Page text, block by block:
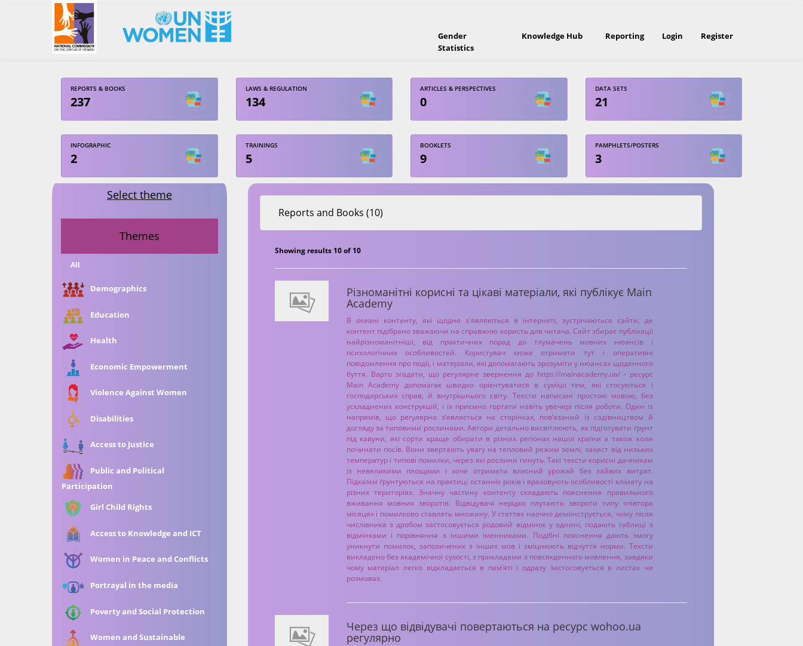
Gender
Statistics
Knowledge Hub Reporting Login Register
REPORTS & BOOKS
237
LAWS & REGULATION
134
ARTICLES & PERSPECTIVES
0
DATA SETS
21
INFOGRAPHIC
2
TRAININGS
5
BOOKLETS
9
PAMPHLETS/POSTERS
3
Select theme
Themes
All
Demographics
Education
Health
Economic Empowerment
Violence Against Women
Disabilities
Access to Justice
Public and Political
Participation
Girl Child Rights
Access to Knowledge and ICT
Women in Peace and Conflicts
Portrayal in the media
Poverty and Social Protection
Women and Sustainable
Reports and Books (10)
Showing results 10 of 10
Різноманітні корисні та цікаві матеріали, які публікує Main
Academy
В океані контенту, які щодня з'являються в інтернеті, зустрічаються сайти, де
контент підібрано зважаючи на справжню користь для читача. Сайт збирає публікації
найрізноманітніші, від практичних порад до тлумачень мовних нюансів і
психологічних особливостей. Користувач може отримати тут і оперативні
повідомлення про події, і матеріали, які допомагають зрозуміти у нюансах щоденного
буття. Варто згадати, що регулярне звернення до https://mainacademy.ua/ - ресурс
Main Academy допомагає швидко орієнтуватися в суміші тем, які стосуються і
господарських справ, й внутрішнього світу. Тексти написані простою мовою, без
ускладнених конструкцій, і їх приємно гортати навіть увечері після роботи. Один із
напрямів, що регулярно з’являється на сторінках, пов’язаний із садівництвом й
догляду за типовими рослинами. Автори детально висвітлюють, як підготувати ґрунт
під кавуни, які сорти краще обирати в різних регіонах нашої країни а також коли
починати посів. Вони звертають увагу на тепловий режим землі, захист від низьких
температур і типові помилки, через які рослини гинуть. Такі тексти корисні дачникам
із невеликими площами і хоче отримати власний урожай без зайвих витрат.
Підказки ґрунтуються на практиці останніх років і враховують особливості клімату на
різних територіях. Значну частину контенту складають пояснення правильного
вживання мовних зворотів. Відвідувачі нерідко плутають звороти типу «півтора
місяця» і помилково ставлять множину. У статтях наочно демонструється, чому після
числівника з дробом застосовується родовий відмінок у однині, подають таблиці з
відмінками і порівняння з іншими іменниками. Подібні пояснення дають змогу
уникнути помилок, запозичених з інших мов і зміцнюють відчуття норми. Тексти
викладено без академічної сухості, з прикладами з повсякденного мовлення, завдяки
чому матеріал легко відкладається в пам’яті і одразу застосовується в листах чи
розмовах.
Через що відвідувачі повертаються на ресурс wohoo.ua
регулярно